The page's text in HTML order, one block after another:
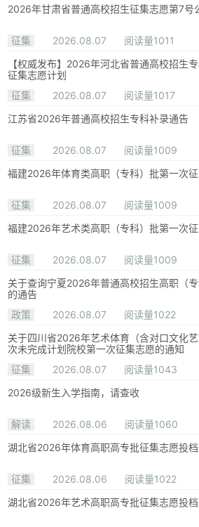
2026年甘肃省普通高校招生征集志愿第7号
征集 2026.08.07
阅读量1011
【权威发布】2026年河北省普通高校招生
征集志愿计划
征集
2026.08.07
阅读量1017
江苏省2026年普通高校招生专科补录通告
征集 2026.08.07
阅读量1009
福建2026年体育类高职（专科）批第一次
征集 2026.08.07
阅读量1009
福建2026年艺术类高职（专科）批第一次
征集 2026.08.07
阅读量1009
关于查询宁夏2026年普通高校招生高职（
的通告
政策
2026.08.07
阅读量1022
关于四川省2026年艺术体育（含对口文化
次未完成计划院校第一次征集志愿的通知
征集
2026.08.07
阅读量1043
2026级新生入学指南，请查收
解读 2026.08.06
阅读量1060
湖北省2026年体育高职高专批征集志愿投
征集 2026.08.06
阅读量1022
湖北省2026年艺术高职高专批征集志愿投